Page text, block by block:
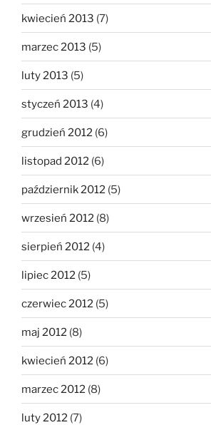
kwiecień 2013 (7)
marzec 2013 (5)
luty 2013 (5)
styczeń 2013 (4)
grudzień 2012 (6)
listopad 2012 (6)
październik 2012 (5)
wrzesień 2012 (8)
sierpień 2012 (4)
lipiec 2012 (5)
czerwiec 2012 (5)
maj 2012 (8)
kwiecień 2012 (6)
marzec 2012 (8)
luty 2012 (7)